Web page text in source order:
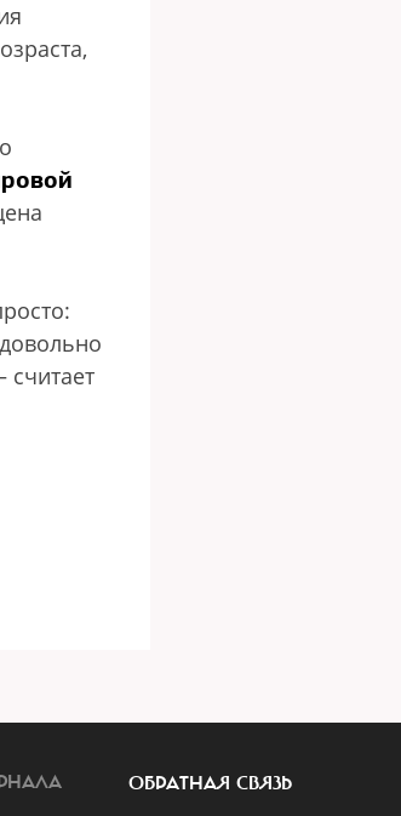
считает
ОБРАТНАЯ СВЯЗЬ